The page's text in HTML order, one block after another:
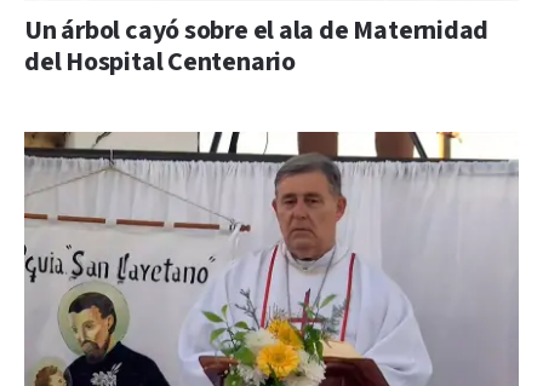
Un árbol cayó sobre el ala de Maternidad
del Hospital Centenario